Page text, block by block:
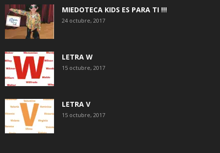
MIEDOTECA KIDS ES PARA TI !!!
24 octubre, 2017
LETRA W
15 octubre, 2017
LETRA V
15 octubre, 2017